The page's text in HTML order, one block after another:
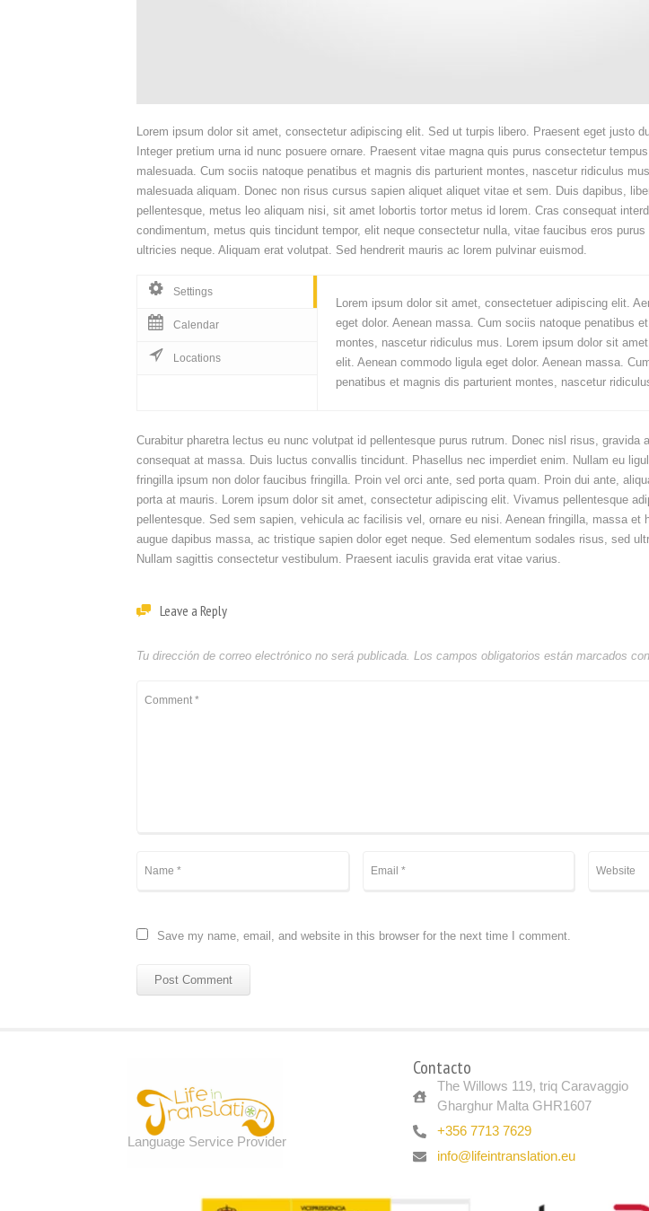
Lorem ipsum dolor sit amet, consectetur adipiscing elit. Sed ut turpis libero. Praesent eget justo
Integer pretium urna id nunc posuere ornare. Praesent vitae magna quis purus consectetur
malesuada. Cum sociis natoque penatibus et magnis dis parturient montes, nascetur ridiculus
malesuada aliquam. Donec non risus cursus sapien aliquet aliquet vitae et sem. Duis dapibus,
pellentesque, metus leo aliquam nisi, sit amet lobortis tortor metus id lorem. Cras consequat
condimentum, metus quis tincidunt tempor, elit neque consectetur nulla, vitae faucibus eros
ultricies neque. Aliquam erat volutpat. Sed hendrerit mauris ac lorem pulvinar euismod.
Settings
Calendar
Locations
Lorem ipsum dolor sit amet, consectetuer adipiscing elit.
eget dolor. Aenean massa. Cum sociis natoque penatibus
montes, nascetur ridiculus mus. Lorem ipsum dolor sit
elit. Aenean commodo ligula eget dolor. Aenean massa.
penatibus et magnis dis parturient montes, nascetur
Curabitur pharetra lectus eu nunc volutpat id pellentesque purus rutrum. Donec nisl risus, gravida
consequat at massa. Duis luctus convallis tincidunt. Phasellus nec imperdiet enim. Nullam eu
fringilla ipsum non dolor faucibus fringilla. Proin vel orci ante, sed porta quam. Proin dui ante,
porta at mauris. Lorem ipsum dolor sit amet, consectetur adipiscing elit. Vivamus pellentesque
pellentesque. Sed sem sapien, vehicula ac facilisis vel, ornare eu nisi. Aenean fringilla, massa et
augue dapibus massa, ac tristique sapien dolor eget neque. Sed elementum sodales risus, sed
Nullam sagittis consectetur vestibulum. Praesent iaculis gravida erat vitae varius.
Leave a Reply
Tu dirección de correo electrónico no será publicada. Los campos obligatorios están marcados con
Save my name, email, and website in this browser for the next time I comment.
Language Service Provider
Contacto
The Willows 119, triq Caravaggio
Gharghur Malta GHR1607
+356 7713 7629
info@lifeintranslation.eu